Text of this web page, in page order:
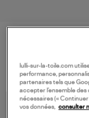
lulli-sur-la-toile.com
performance,
partenaires tels que
accepter l’ensemble
nécessaires (« Continuer
vos données,
consulter